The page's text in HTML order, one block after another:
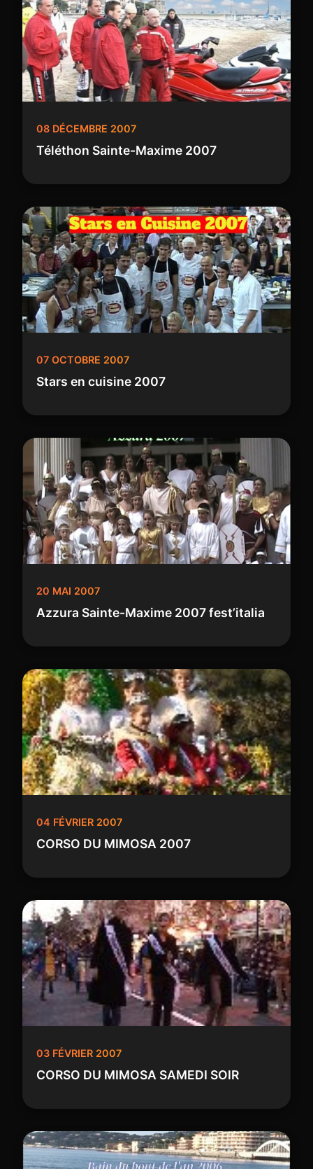
08 DÉCEMBRE 2007
Téléthon Sainte-Maxime 2007
07 OCTOBRE 2007
Stars en cuisine 2007
20 MAI 2007
Azzura Sainte-Maxime 2007 fest’italia
04 FÉVRIER 2007
CORSO DU MIMOSA 2007
03 FÉVRIER 2007
CORSO DU MIMOSA SAMEDI SOIR